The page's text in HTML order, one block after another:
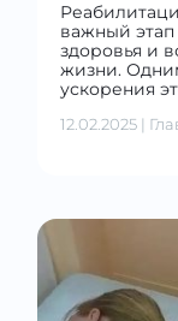
важный
здоровья и
жизни.
ускорения
12.02.2025 |